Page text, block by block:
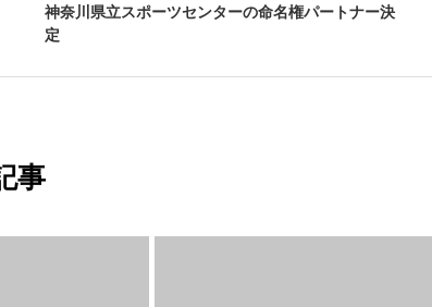
神奈川県立スポーツセンターの命名権パートナー決
定
事